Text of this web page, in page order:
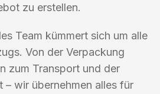
zu erstellen.
Team kümmert sich um alle
Von der Verpackung
zum Transport und der
– wir übernehmen alles für